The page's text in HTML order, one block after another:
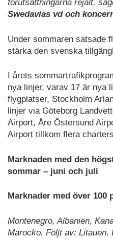
förutsättningarna rejält,
Swedavias vd och
Under sommaren satsade
stärka den svenska
I årets
nya linjer, varav 17 är nya
flygplatser, Stockholm
linjer via Göteborg
Airport, Åre Östersund
Airport tillkom flera
Marknaden med den
sommar – juni och juli
Marknader med över 100
Montenegro, Albanien,
Marocko. Följt av: Litauen,